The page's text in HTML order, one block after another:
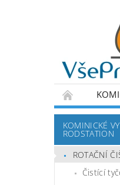
PODMÍNKY
KOMINICKÉ
RODSTATION
ROTAČNÍ
Čistící